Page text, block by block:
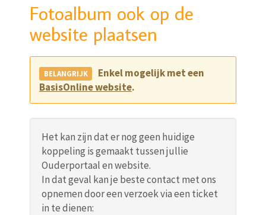
Fotoalbum ook op de
website plaatsen
Enkel mogelijk met een
BasisOnline website.
Het kan zijn dat er nog geen huidige
koppeling is gemaakt tussen jullie
Ouderportaal en website.
In dat geval kan je beste contact met ons
opnemen door een verzoek via een ticket
in te dienen: